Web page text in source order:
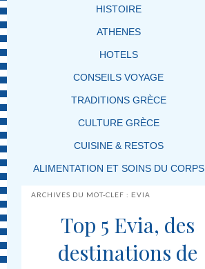
HISTOIRE
ATHENES
HOTELS
CONSEILS VOYAGE
TRADITIONS GRÈCE
CULTURE GRÈCE
CUISINE & RESTOS
ALIMENTATION ET SOINS DU CORPS
ARCHIVES DU MOT-CLEF :EVIA
Top 5 Evia, des
destinations de